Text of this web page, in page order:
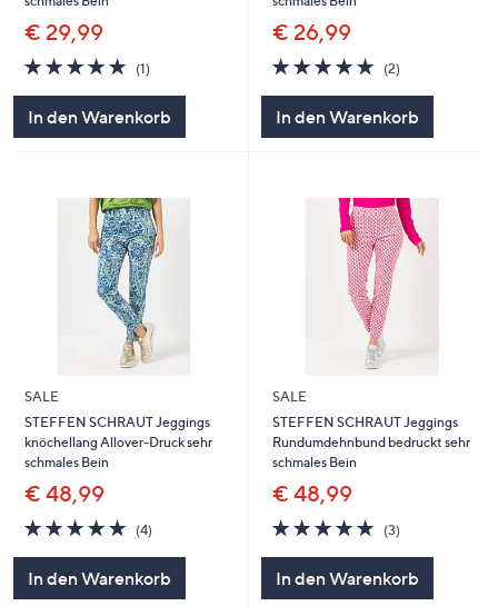
€ 29,99
5.0
von
5
(1)
In den Warenkorb
€ 26,99
5.0
von
(2)2
In den Warenkorb
SALE
STEFFEN SCHRAUT Jeggings
knöchellang Allover-Druck sehr
schmales Bein
€ 48,99
5.0
von
5
(4)
In den Warenkorb
SALE
STEFFEN SCHRAUT Jeggings
Rundumdehnbund bedruckt sehr
schmales Bein
€ 48,99
5.0
von
(3)3
In den Warenkorb